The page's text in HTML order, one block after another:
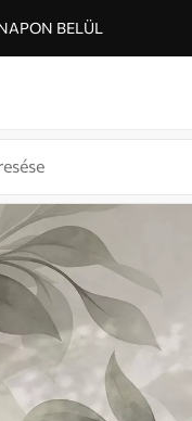
BELÜL